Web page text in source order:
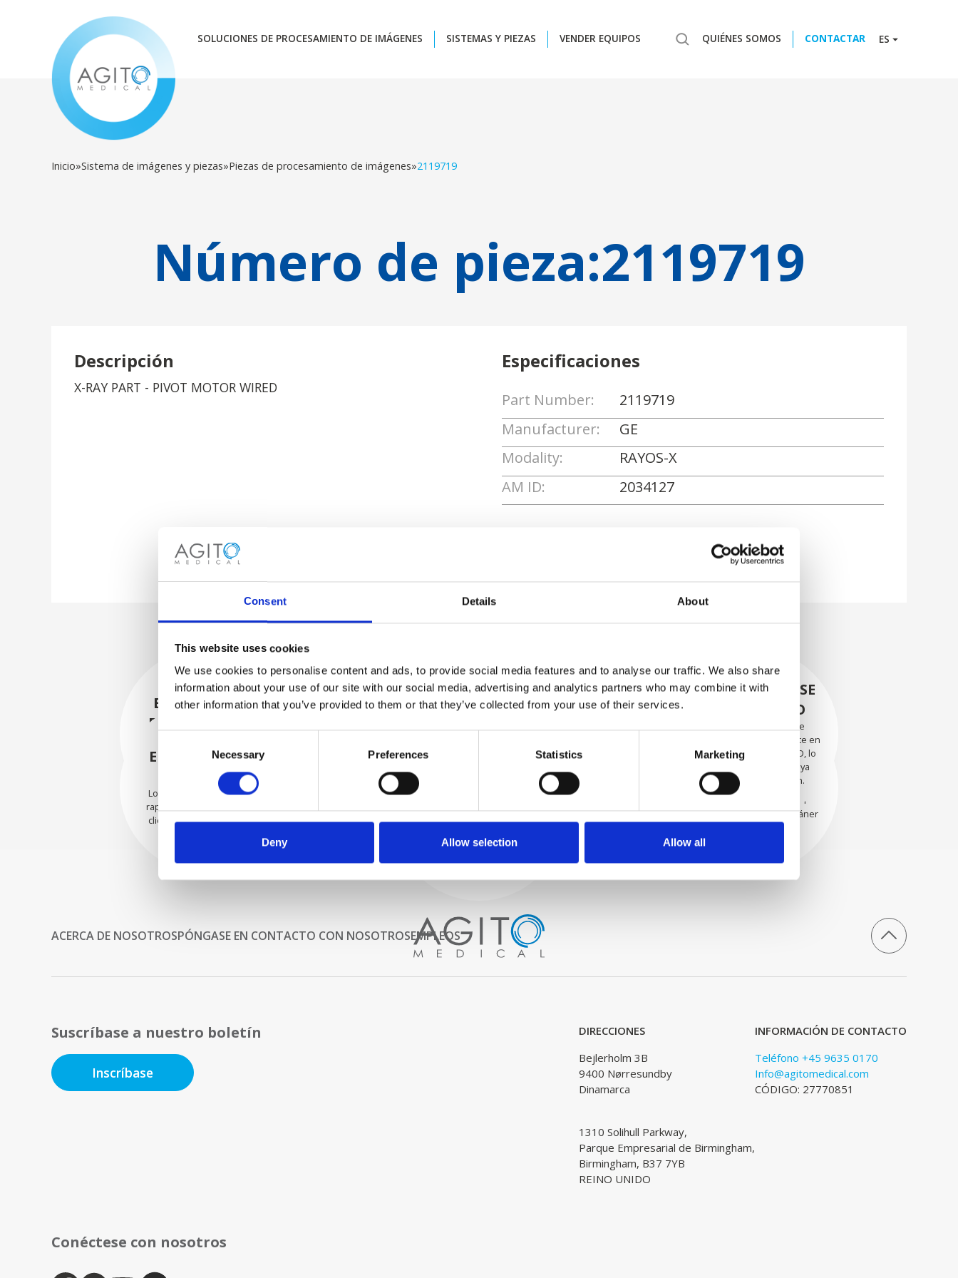
Consent Details About
This website uses cookies
We use cookies to personalise content and ads, to provide social media features and to analyse our traffic. We also share
information about your use of our site with our social media, advertising and analytics partners who may combine it with
other information that you’ve provided to them or that they’ve collected from your use of their services.
Necessary Preferences Statistics Marketing
Deny Allow selection Allow all
SOLUCIONES DE PROCESAMIENTO DE IMÁGENES SISTEMAS Y PIEZAS VENDER EQUIPOS QUIÉNES SOMOS CONTACTAR ES
Inicio»Sistema de imágenes y piezas»Piezas de procesamiento de imágenes»2119719
Número de pieza:2119719
Descripción
X-RAY PART - PIVOT MOTOR WIRED
Especificaciones
Part Number:
2119719
Manufacturer:
GE
Modality:
RAYOS-X
AM ID:
2034127
Proceso y
control de calidad
Comenzamos por seleccionar
cuidadosamente escáneres de
imágenes de alta calidad
EVALUACIÓN
EXHAUSTIVA
Nuestros técnicos
experimentados evalúan
cuidadosamente cada escáner
y sus componentes.
RECUPERÁNDOSE
CON CUIDADO
Las piezas utilizables se
recuperan meticulosamente en
un entorno seguro de ESD, lo
que garantiza que no haya
daños ni contaminación.
INTERNAMENTE
Todas las piezas se prueban
rigurosamente en nuestras
garantizar que la funcionalidad
las especificaciones OEM
EMBALADO DE
FORMA SEGURA
empaqueta de forma segura
ENVIAMOS CON
CONFIANZA
Los pedidos se envían con
rapidez a nuestros valiosos
clientes en todo el mundo.
ACERCA DE NOSOTROSPÓNGASE EN CONTACTO CON NOSOTROSEMPLEOS
Suscríbase a nuestro boletín
Inscríbase
DIRECCIONES
Bejlerholm 3B
9400 Nørresundby
Dinamarca
1310 Solihull Parkway,
Parque Empresarial de Birmingham,
Birmingham, B37 7YB
REINO UNIDO
INFORMACIÓN DE CONTACTO
Teléfono +45 9635 0170
Info@agitomedical.com
CÓDIGO: 27770851
Conéctese con nosotros